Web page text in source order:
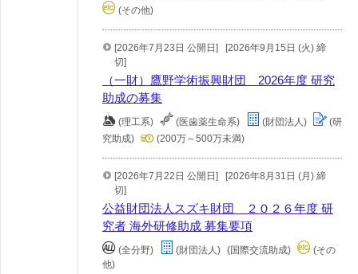
(その他)
[2026年7月23日 公開日]
[2026年9月15日 (火) 締
切]
（一財）鷹野学術振興財団 2026年度 研究
助成の募集
(理工系) (医歯薬生命系) (財団法人)
(研
究助成)
(200万～500万未満)
[2026年7月22日 公開日]
[2026年8月31日 (月) 締
切]
公益財団法人スズキ財団 ２０２６年度 研
究者 海外研修助成 募集要項
(全分野) (財団法人) (国際交流助成)
(その
他)